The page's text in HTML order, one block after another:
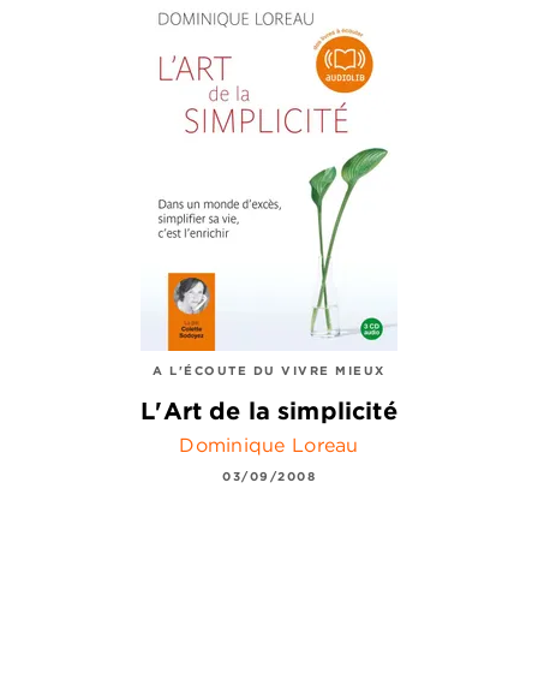
A L'ÉCOUTE DU VIVRE MIEUX
L'Art de la simplicité
Dominique Loreau
03/09/2008